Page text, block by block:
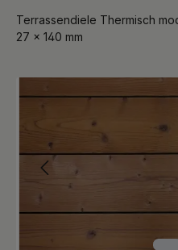
Terrassendiele Thermisch
27 x 140 mm